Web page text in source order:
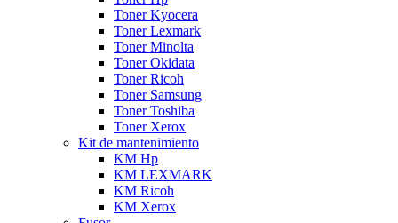
Toner Kyocera
Toner Lexmark
Toner Minolta
Toner Okidata
Toner Ricoh
Toner Samsung
Toner Toshiba
Toner Xerox
Kit de mantenimiento
KM Hp
KM LEXMARK
KM Ricoh
KM Xerox